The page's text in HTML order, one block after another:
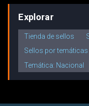
Explorar
Tienda de sellos
Sellos por temáticas
Temática: Nacional